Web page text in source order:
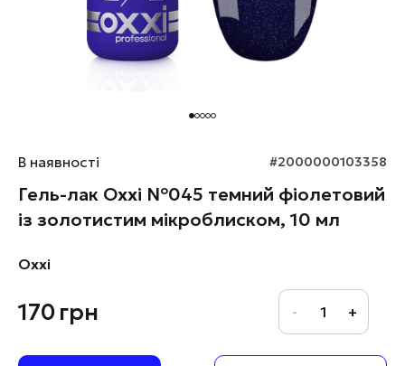
В наявності #2000000103358
Гель-лак Oxxi №045 темний фіолетовий
із золотистим мікроблиском, 10 мл
Oxxi
170грн